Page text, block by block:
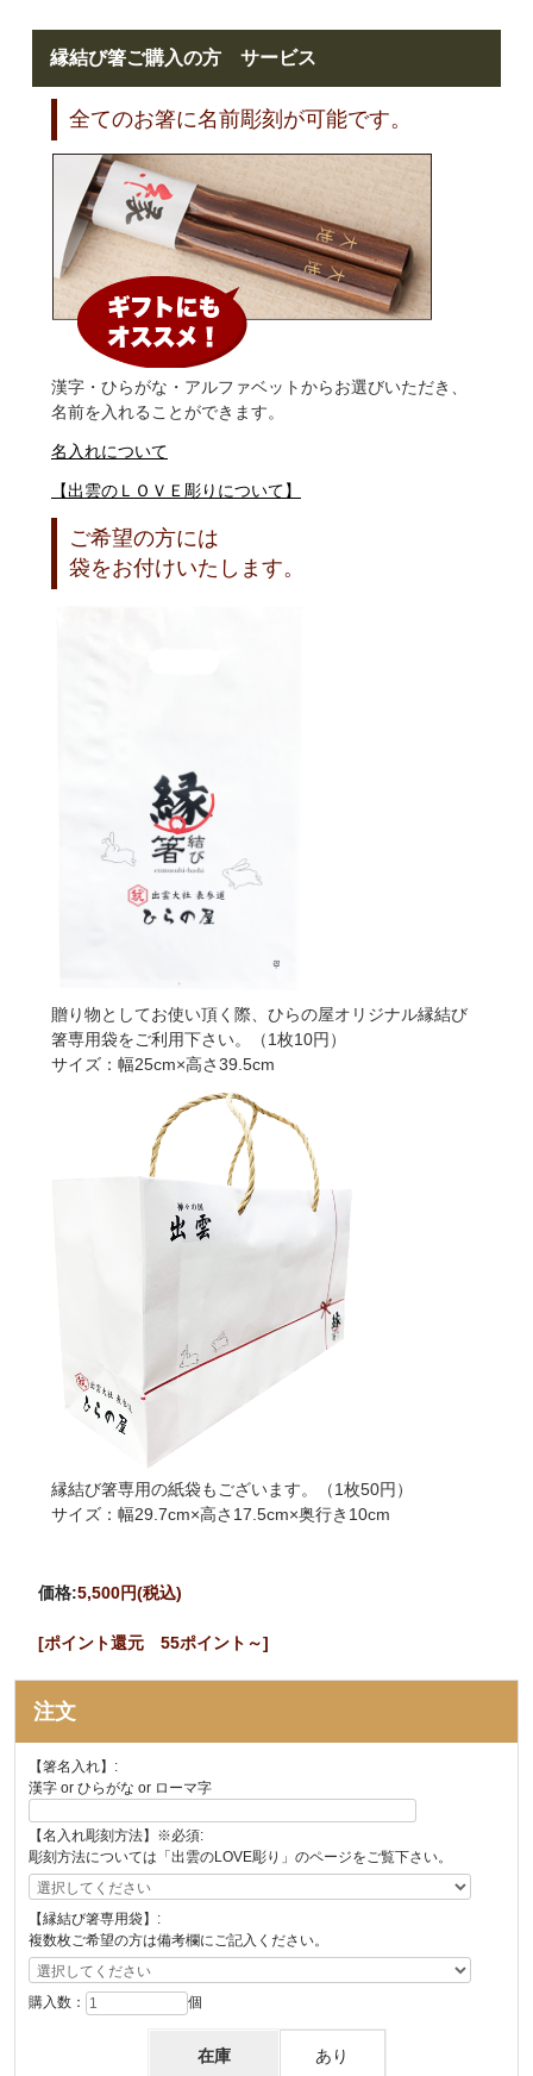
縁結び箸ご購入の方 サービス
全てのお箸に名前彫刻が可能です。
漢字・ひらがな・アルファベットからお選びいただき、
名前を入れることができます。
名入れについて
【出雲のＬＯＶＥ彫りについて】
ご希望の方には
袋をお付けいたします。
贈り物としてお使い頂く際、ひらの屋オリジナル縁結び
箸専用袋をご利用下さい。（1枚10円）
サイズ：幅25cm×高さ39.5cm
縁結び箸専用の紙袋もございます。（1枚50円）
サイズ：幅29.7cm×高さ17.5cm×奥行き10cm
価格:5,500円(税込)
[ポイント還元 55ポイント～]
注文
【箸名入れ】:
漢字 or ひらがな or ローマ字
【名入れ彫刻方法】※必須:
彫刻方法については「出雲のLOVE彫り」のページをご覧下さい。
【縁結び箸専用袋】:
複数枚ご希望の方は備考欄にご記入ください。
購入数： 個
在庫 あり